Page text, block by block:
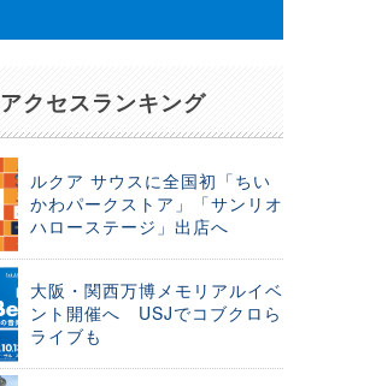
アクセスランキング
ルクア サウスに全国初「ちい
かわパークストア」「サンリオ
ハローステージ」出店へ
大阪・関西万博メモリアルイベ
ント開催へ USJでコブクロら
ライブも